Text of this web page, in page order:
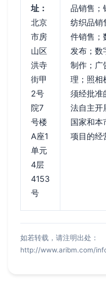
址：
北京
市房
山区
洪寺
街甲
2号
院7
号楼
A座1
单元
4层
4153
号
品销售；
纺织品销
件销售；
发布；数
制作；广
理；照相
须经批准
法自主开
国家和本
项目的经
如若转载，请注明出处：
http://www.aribm.com/